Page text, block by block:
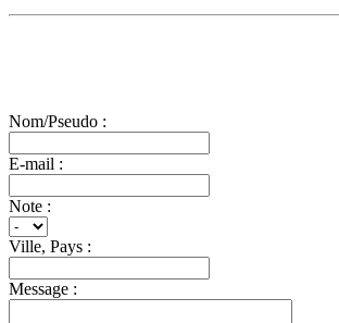
Nom/Pseudo :
E-mail :
Note :
Ville, Pays :
Message :